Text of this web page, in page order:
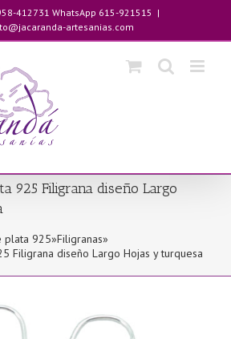
412731 WhatsApp 615-921515 |
artesanias.com
925 Filigrana diseño Largo
plata 925»Filigranas»
Filigrana diseño Largo Hojas y turquesa